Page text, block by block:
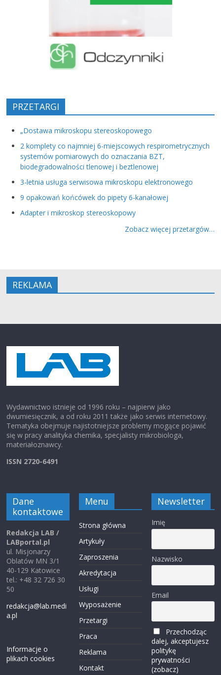
PRZETARGI
„Dostawa mikroskopu stereoskopowego
2 komplety co najmniej 6-miejscowych respirometrycznych
systemów pomiarowych do oznaczania BZT,
biodegradowalności tlenowej i beztlenowej
3-letnia usługa serwisowa mikroskopu elektronowego
9 opakowań końcówek do pipety 6-kanałowej
Adapter i mikroskop stereoskopowy
Zobacz więcej przetargów…
REKLAMA
Wydawnictwo istnieje od 1996 roku – najpierw jako
dwumiesięcznik, a od roku 2011 także jako serwis internetowy.
Tematyka obejmuje najistotniejsze problemy mogące pojawić
się w pracy analityka chemika, specjalisty mikrobiologa,
materiałoznawcy.
ISSN 2720-6491
Dane
kontaktowe
Redakcja LAB /
LABportal.pl
ul. Misjonarzy
Oblatów MN 3/1
40-129 Katowice
tel.: +48 32 726 30
50
redakcja@lab.medi
a.pl
Informacje o
plikach cookies
Menu
Strona główna
Artykuły
Zaproszenia
Akredytacja
Usługi
Wyposażenie
Przetargi
Praca
Reklama
Kontakt
Newsletter
Imię
Nazwisko
Email
Przechodząc
dalej, akceptujesz
politykę
prywatności
(zobacz)